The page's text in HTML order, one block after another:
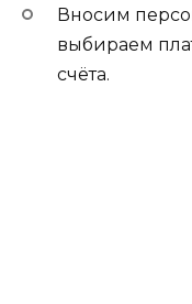
Вносим
выбираем
счёта.